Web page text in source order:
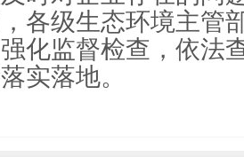
各级生态环境主管
化监督检查，依法
实落地。